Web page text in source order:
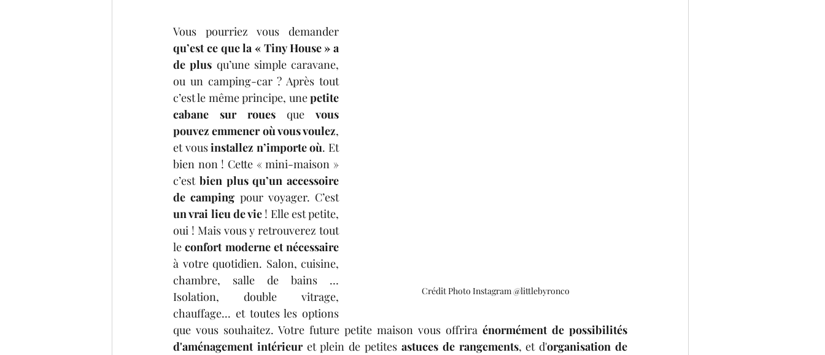
Crédit Photo Instagram @littlebyronco
qu’est ce que la « Tiny House » a
de plus qu’une simple caravane,
ou un camping-car ? Après tout
c’est le même principe, une petite
cabane sur roues que vous
pouvez emmener où vous voulez,
et vous installez n’importe où. Et
bien non ! Cette « mini-maison »
c’est bien plus qu’un accessoire
de camping
pour voyager. C’est
un vrai lieu de vie ! Elle est petite,
oui ! Mais vous y retrouverez tout
le
à votre quotidien. Salon, cuisine,
chambre, salle de bains …
Isolation, double vitrage,
chauffage... et toutes les options
que vous souhaitez. Votre future petite maison vous offrira énormément de possibilités
d'aménagement intérieur et plein de petites astuces de rangements, et d'organisation de